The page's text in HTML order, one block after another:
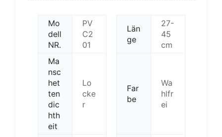
Mo
dell
NR.
PV
C2
01
Län
ge
27-
45
cm
Ma
nsc
het
ten
dic
hth
eit
Lo
cke
r
Far
be
Wa
hlfr
ei